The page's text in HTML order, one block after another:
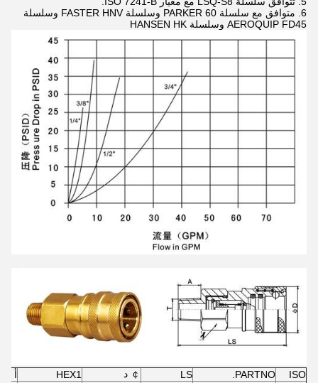
6. متوافق مع سلسلة PARKER 60 وسلسلة FASTER HNV وسلسلة
AEROQUIP FD45 وسلسلة HANSEN HK
ISO
PARTNO.
LS ￠ د HEX1
أ